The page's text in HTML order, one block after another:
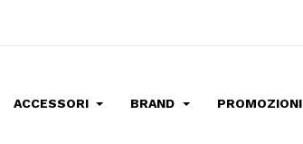
ACCESSORI BRAND PROMOZIONI